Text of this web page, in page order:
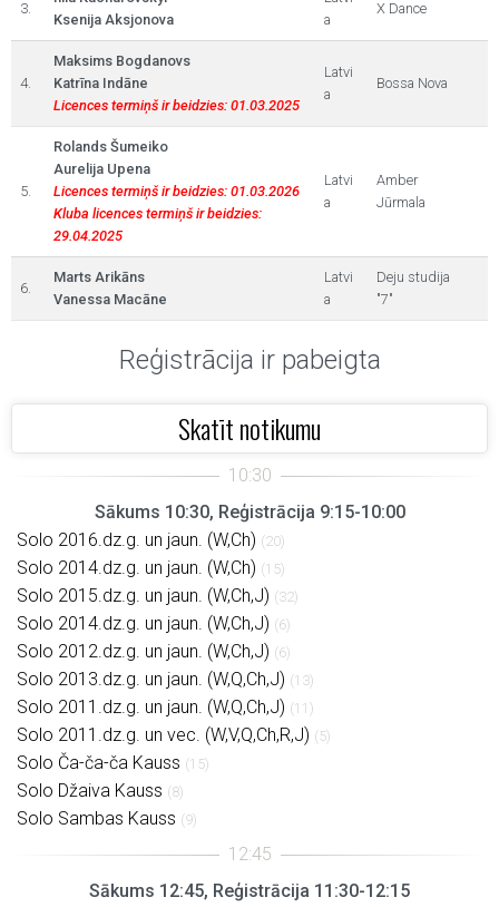
3.
Ksenija Aksjonova
a
X Dance
4.
Maksims Bogdanovs
Katrīna Indāne
Licences termiņš ir beidzies: 01.03.2025
Latvi
a
Bossa Nova
5.
Rolands Šumeiko
Aurelija Upena
Licences termiņš ir beidzies: 01.03.2026
Kluba licences termiņš ir beidzies:
29.04.2025
Latvi
a
Amber
Jūrmala
6.
Marts Arikāns
Vanessa Macāne
Latvi
a
Deju studija
"7"
Reģistrācija ir pabeigta
Skatīt notikumu
Sākums 10:30, Reģistrācija 9:15-10:00
Solo 2016.dz.g. un jaun. (W,Ch) (20)
Solo 2014.dz.g. un jaun. (W,Ch) (15)
Solo 2015.dz.g. un jaun. (W,Ch,J) (32)
Solo 2014.dz.g. un jaun. (W,Ch,J) (6)
Solo 2012.dz.g. un jaun. (W,Ch,J) (6)
Solo 2013.dz.g. un jaun. (W,Q,Ch,J) (13)
Solo 2011.dz.g. un jaun. (W,Q,Ch,J) (11)
Solo 2011.dz.g. un vec. (W,V,Q,Ch,R,J) (5)
Solo Ča-ča-ča Kauss (15)
Solo Džaiva Kauss (8)
Solo Sambas Kauss (9)
Sākums 12:45, Reģistrācija 11:30-12:15